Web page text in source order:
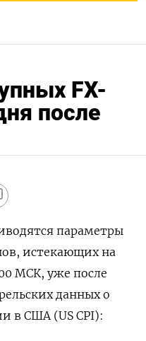
FX-
после
параметры
истекающих на
МСК, уже после
данных о
в США (US CPI):